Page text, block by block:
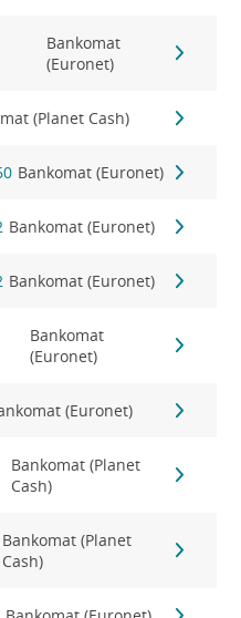
Bankomat
(Euronet)
(Planet Cash)
Bankomat (Euronet)
Bankomat (Euronet)
Bankomat (Euronet)
Bankomat
(Euronet)
(Euronet)
Bankomat (Planet
Cash)
Bankomat (Planet
Cash)